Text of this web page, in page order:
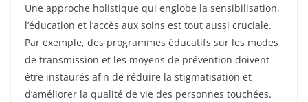
Une approche holistique qui englobe la sensibilisation,
l’éducation et l’accès aux soins est tout aussi cruciale.
Par exemple, des programmes éducatifs sur les modes
de transmission et les moyens de prévention doivent
être instaurés afin de réduire la stigmatisation et
d’améliorer la qualité de vie des personnes touchées.